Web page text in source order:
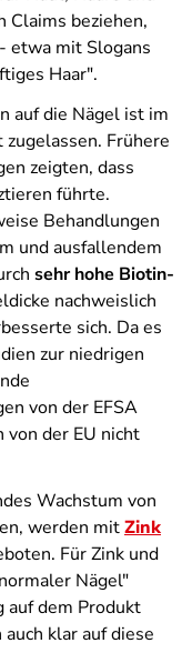
Claims beziehen,
etwa mit Slogans
Haar".
auf die Nägel ist im
zugelassen. Frühere
zeigten, dass
führte.
Behandlungen
und ausfallendem
sehr hohe Biotin-
nachweislich
sich. Da es
zur niedrigen
von der EFSA
von der EU nicht
Wachstum von
werden mitZink
Für Zink und
Nägel"
auf dem Produkt
klar auf diese